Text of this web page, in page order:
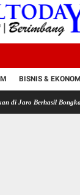
BISNIS &
Bongkar Peredaran